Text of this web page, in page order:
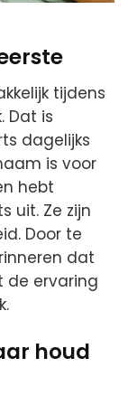
tijdens
Dat is
dagelijks
is voor
hebt
uit. Ze zijn
Door te
dat
de ervaring
houd